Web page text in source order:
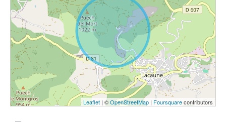
Leaflet | ©OpenStreetMap | Foursquarecontributors